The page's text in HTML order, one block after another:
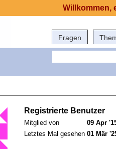
Fragen
Registrierte Benutzer
Mitglied von
09 Apr
Letztes Mal gesehen 01 Mär
Willkommen,